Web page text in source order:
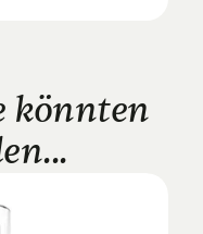
könnten